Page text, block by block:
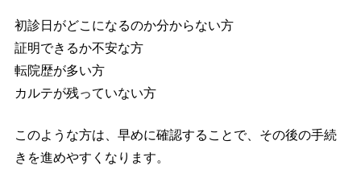
初診日がどこになるのか分からない方
証明できるか不安な方
転院歴が多い方
カルテが残っていない方
このような方は、早めに確認することで、その後の手続
きを進めやすくなります。